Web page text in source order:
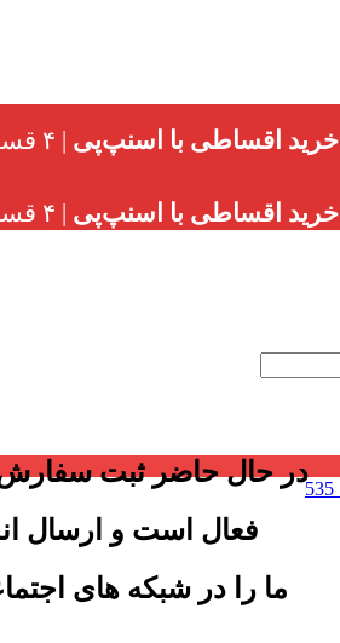
خرید اقساطی با اسنپ‌پی | ۴ قسط ماهانه، بدون سود، چک و ضامن
خرید اقساطی با اسنپ‌پی | ۴ قسط ماهانه، بدون سود، چک و ضامن
در حال حاضر ثبت
فعال است و ارسال
ما را در شبکه های